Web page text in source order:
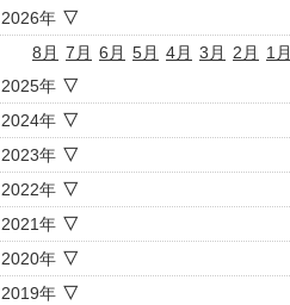
2026年
8月 7月 6月 5月 4月 3月 2月
1月
2025年
2024年
2023年
2022年
2021年
2020年
2019年